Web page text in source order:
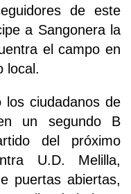
de este
a Sangonera la
el campo en
local.
los ciudadanos de
un segundo B
del próximo
U.D. Melilla,
puertas abiertas,